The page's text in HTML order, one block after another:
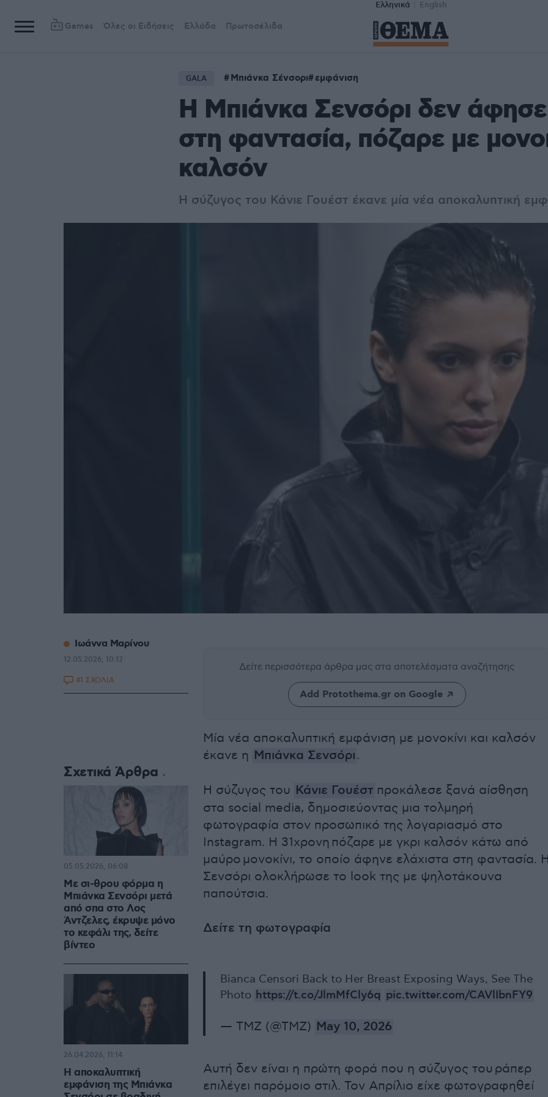
Ελληνικά English
Games Όλες οι Ειδήσεις Ελλάδα Πρωτοσέλιδα
GALA Mπιάνκα Σένσορι εμφάνιση
Η Μπιάνκα Σενσόρι δεν άφησε
στη φαντασία, πόζαρε με
καλσόν
Η σύζυγος του Κάνιε Γουέστ έκανε μία νέα αποκαλυπτική
Δείτε περισσότερα άρθρα μας στα αποτελέσματα αναζήτησης
Add Protothema.gr on Google
Μία νέα αποκαλυπτική εμφάνιση με μονοκίνι και καλσόν
έκανε η Μπιάνκα Σενσόρι.
Η σύζυγος του Κάνιε Γουέστ προκάλεσε ξανά αίσθηση
στα social media, δημοσιεύοντας μια τολμηρή
φωτογραφία στον προσωπικό της λογαριασμό στο
Instagram. Η 31χρονη πόζαρε με γκρι καλσόν κάτω από
μαύρο μονοκίνι, το οποίο άφηνε ελάχιστα στη φαντασία.
Σενσόρι ολοκλήρωσε το look της με ψηλοτάκουνα
παπούτσια.
Δείτε τη φωτογραφία
Bianca Censori Back to Her Breast Exposing Ways, See The
Photo https://t.co/JlmMfCly6q pic.twitter.com/CAVlIbnFY9
— TMZ (@TMZ) May 10, 2026
Αυτή δεν είναι η πρώτη φορά που η σύζυγος του ράπερ
επιλέγει παρόμοιο στιλ. Τον Απρίλιο είχε φωτογραφηθεί
Ιωάννα Μαρίνου
12.05.2026, 10:12
41 ΣΧΟΛΙΑ
Σχετικά Άρθρα
Με σι-θρου φόρμα η
Μπιάνκα Σενσόρι μετά
από σπα στο Λος
Άντζελες, έκρυψε μόνο
το κεφάλι της, δείτε
βίντεο
05.05.2026, 06:08
Η αποκαλυπτική
εμφάνιση της Μπιάνκα
26.04.2026, 11:14